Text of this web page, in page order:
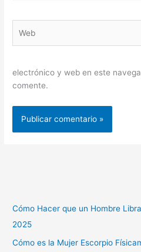
electrónico y web en este
comente.
Cómo Hacer que un Hombre
2025
Cómo es la Mujer Escorpio